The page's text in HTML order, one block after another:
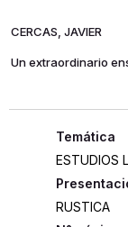
CERCAS, JAVIER
Un extraordinario
ESTUDIOS
RUSTICA